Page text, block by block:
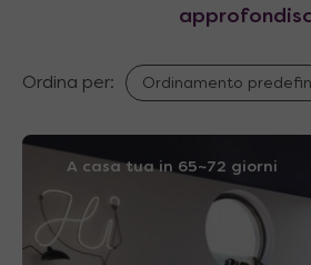
Ordina per:
A casa tua in 65~72 giorni